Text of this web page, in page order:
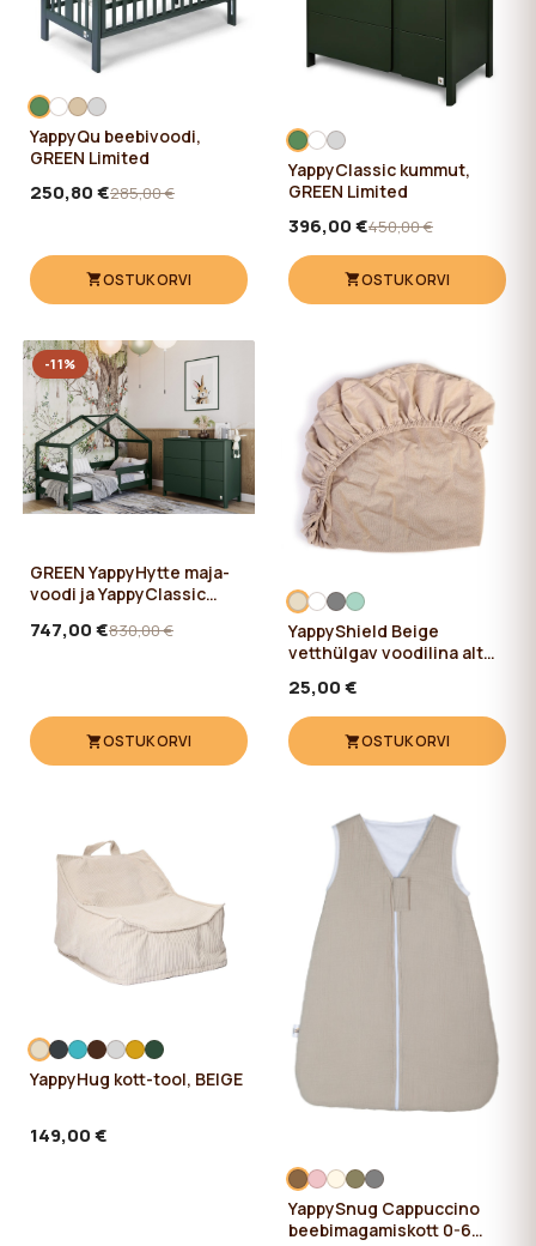
YappyQu beebivoodi,
GREEN Limited
250,80 €285,00 €
OSTUKORVI
YappyClassic kummut,
GREEN Limited
396,00 €450,00 €
OSTUKORVI
GREEN YappyHytte maja-
voodi ja YappyClassic
747,00 €830,00 €
OSTUKORVI
-11%
YappyShield Beige
vetthülgav voodilina alt
25,00 €
OSTUKORVI
YappyHug kott-tool, BEIGE
149,00 €
YappySnug Cappuccino
beebimagamiskott 0-6